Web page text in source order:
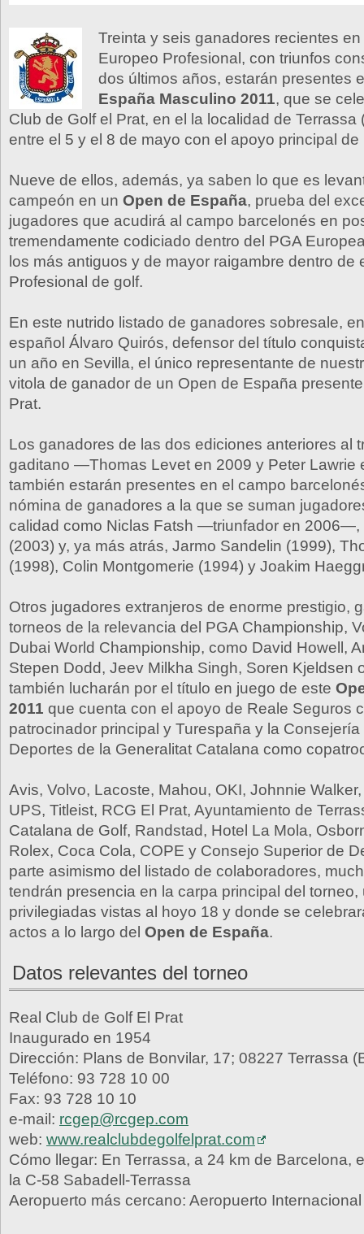
Treinta y seis ganadores recientes
Europeo Profesional, con triunfos
dos últimos años, estarán presentes
España Masculino 2011, que se
Club de Golf el Prat, en el la localidad de Terrassa
entre el 5 y el 8 de mayo con el apoyo principal
Nueve de ellos, además, ya saben lo que es
campeón en un Open de España, prueba del
jugadores que acudirá al campo barcelonés en
tremendamente codiciado dentro del PGA
los más antiguos y de mayor raigambre dentro de
Profesional de golf.
En este nutrido listado de ganadores sobresale,
español Álvaro Quirós, defensor del título
un año en Sevilla, el único representante de
vitola de ganador de un Open de España
Prat.
Los ganadores de las dos ediciones anteriores al
gaditano —Thomas Levet en 2009 y Peter
también estarán presentes en el campo
nómina de ganadores a la que se suman
calidad como Niclas Fatsh —triunfador en 2006—,
(2003) y, ya más atrás, Jarmo Sandelin (1999),
(1998), Colin Montgomerie (1994) y Joakim
Otros jugadores extranjeros de enorme prestigio,
torneos de la relevancia del PGA Championship,
Dubai World Championship, como David Howell,
Stepen Dodd, Jeev Milkha Singh, Soren Kjeldsen
también lucharán por el título en juego de este
2011 que cuenta con el apoyo de Reale Seguros
patrocinador principal y Turespaña y la
Deportes de la Generalitat Catalana como
Avis, Volvo, Lacoste, Mahou, OKI, Johnnie
UPS, Titleist, RCG El Prat, Ayuntamiento de
Catalana de Golf, Randstad, Hotel La Mola,
Rolex, Coca Cola, COPE y Consejo Superior de
parte asimismo del listado de colaboradores,
tendrán presencia en la carpa principal del torneo,
privilegiadas vistas al hoyo 18 y donde se
actos a lo largo del Open de España.
Datos relevantes del torneo
Real Club de Golf El Prat
Inaugurado en 1954
Dirección: Plans de Bonvilar, 17; 08227 Terrassa
Teléfono: 93 728 10 00
Fax: 93 728 10 10
e-mail: rcgep@rcgep.com
web: www.realclubdegolfelprat.com
Cómo llegar: En Terrassa, a 24 km de Barcelona,
la C-58 Sabadell-Terrassa
Aeropuerto más cercano: Aeropuerto